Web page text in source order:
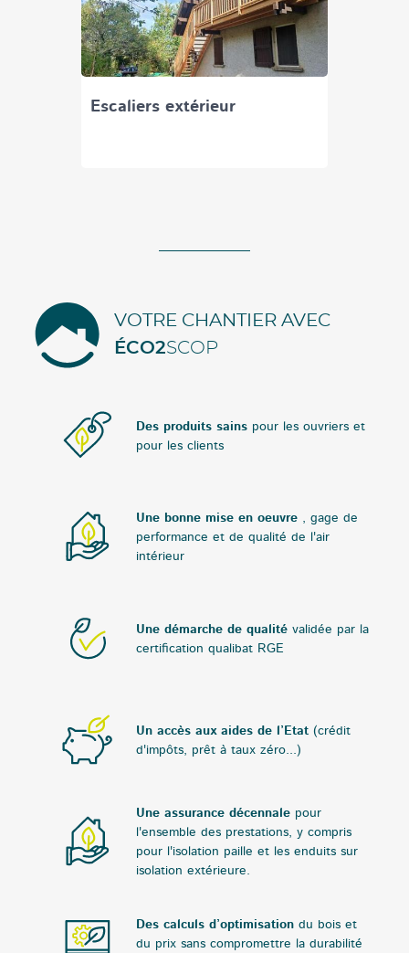
Escaliers extérieur
VOTRE CHANTIER AVEC
ÉCO2SCOP
Des produits sains pour les ouvriers et
pour les clients
Une bonne mise en oeuvre , gage de
performance et de qualité de l'air
intérieur
Une démarche de qualité validée par la
certification qualibat RGE
Un accès aux aides de l’Etat (crédit
d'impôts, prêt à taux zéro...)
Une assurance décennale pour
l'ensemble des prestations, y compris
pour l'isolation paille et les enduits sur
isolation extérieure.
Des calculs d’optimisation du bois et
du prix sans compromettre la durabilité